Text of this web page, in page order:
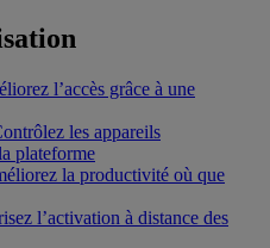
l’accès grâce à une
les appareils
plateforme
la productivité où que
l’activation à distance des